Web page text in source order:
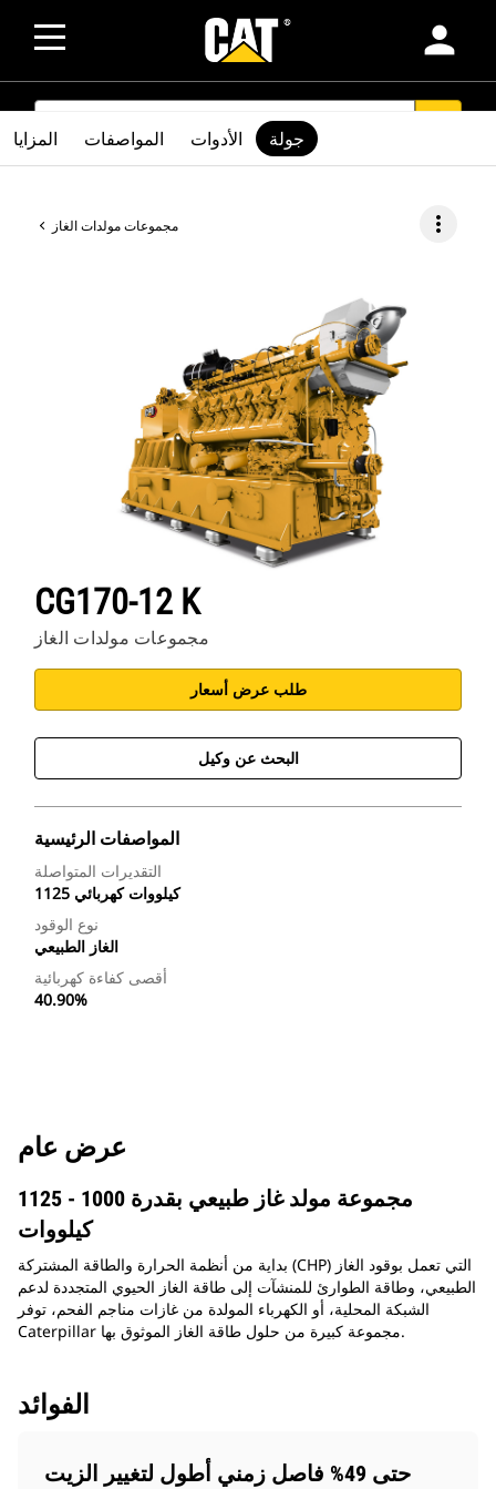
person
SEARCH
مجموعات مولدات الغاز more_vert
CG170-12 K
مجموعات مولدات الغاز
طلب عرض أسعار
البحث عن وكيل
المواصفات الرئيسية
التقديرات المتواصلة
1125 كيلووات كهربائي
نوع الوقود
الغاز الطبيعي
أقصى كفاءة كهربائية
40.90%
المزايا المواصفات الأدوات جولة
عرض عام
مجموعة مولد غاز طبيعي بقدرة 1000 - 1125
كيلووات
بداية من أنظمة الحرارة والطاقة المشتركة (CHP) التي تعمل بوقود الغاز
الطبيعي، وطاقة الطوارئ للمنشآت إلى طاقة الغاز الحيوي المتجددة لدعم
الشبكة المحلية، أو الكهرباء المولدة من غازات مناجم الفحم، توفر
Caterpillar مجموعة كبيرة من حلول طاقة الغاز الموثوق بها.
الفوائد
حتى 49% فاصل زمني أطول لتغيير الزيت